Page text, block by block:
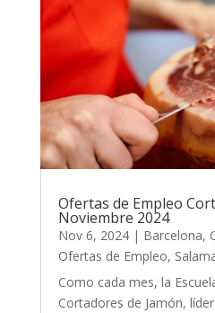
Ofertas de Empleo
Noviembre 2024
Nov 6, 2024| Barcelona,
Ofertas de Empleo,
Como cada mes, la
Cortadores de Jamón,